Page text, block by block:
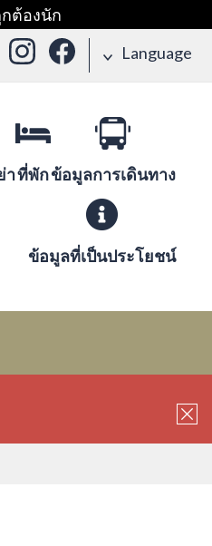
ต้องนัก
Language
าที่พักข้อมูลการเดินทาง
ข้อมูลที่เป็นประโยชน์